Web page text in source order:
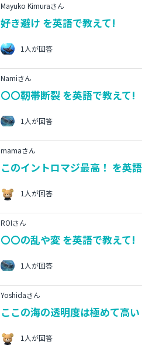
Mayuko Kimuraさん
好き避け を英語で教えて!
1人が回答
Namiさん
〇〇靭帯断裂 を英語で教えて!
1人が回答
mamaさん
このイントロマジ最高！ を英
1人が回答
ROIさん
〇〇の乱や変 を英語で教えて!
1人が回答
Yoshidaさん
ここの海の透明度は極めて高
1人が回答